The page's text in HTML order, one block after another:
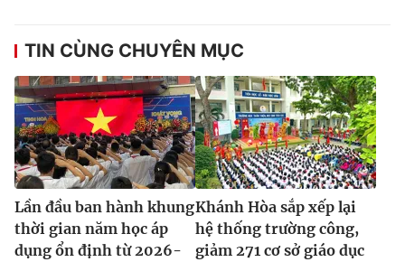
TIN CÙNG CHUYÊN MỤC
Lần đầu ban hành khung
thời gian năm học áp
dụng ổn định từ 2026-
Khánh Hòa sắp xếp lại
hệ thống trường công,
giảm 271 cơ sở giáo dục